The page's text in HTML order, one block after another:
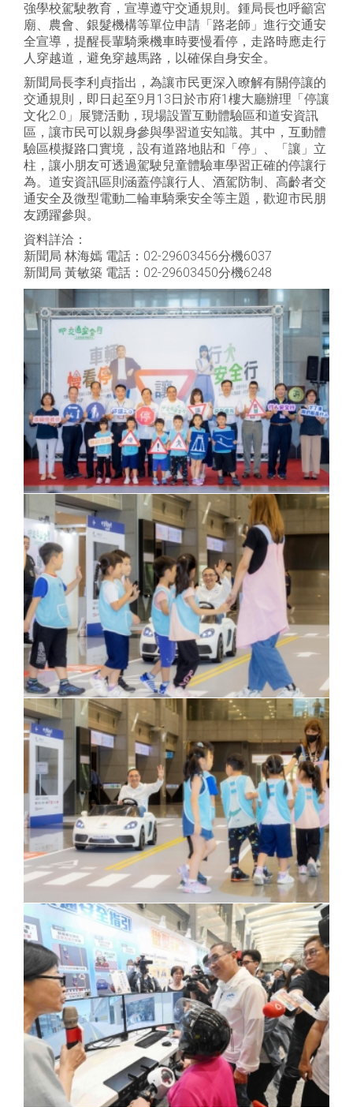
強學校駕駛教育，宣導遵守交通規則。鍾局長也呼籲宮
廟、農會、銀髮機構等單位申請「路老師」進行交通安
全宣導，提醒長輩騎乘機車時要慢看停，走路時應走行
人穿越道，避免穿越馬路，以確保自身安全。
新聞局長李利貞指出，為讓市民更深入瞭解有關停讓的
交通規則，即日起至9月13日於市府1樓大廳辦理「停讓
文化2.0」展覽活動，現場設置互動體驗區和道安資訊
區，讓市民可以親身參與學習道安知識。其中，互動體
驗區模擬路口實境，設有道路地貼和「停」、「讓」立
柱，讓小朋友可透過駕駛兒童體驗車學習正確的停讓行
為。道安資訊區則涵蓋停讓行人、酒駕防制、高齡者交
通安全及微型電動二輪車騎乘安全等主題，歡迎市民朋
友踴躍參與。
資料詳洽：
新聞局 林海嫣 電話：02-29603456分機6037
新聞局 黃敏築 電話：02-29603450分機6248